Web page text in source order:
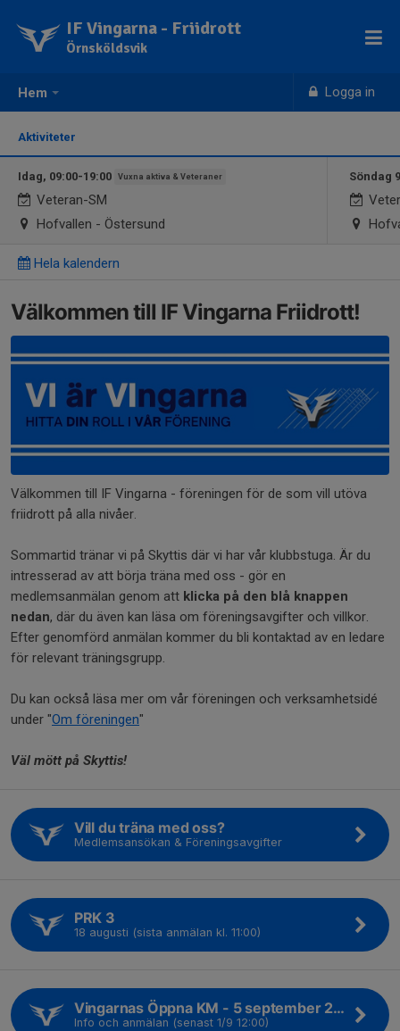
Hem Logga in
IF Vingarna - Friidrott
Örnsköldsvik
Aktiviteter
Idag, 09:00-19:00 Vuxna aktiva & Veteraner
Veteran-SM
Hofvallen - Östersund
Söndag
Hela kalendern
Välkommen till IF Vingarna Friidrott!
Välkommen till IF Vingarna - föreningen för de som vill utöva
friidrott på alla nivåer.
Sommartid tränar vi på Skyttis där vi har vår klubbstuga. Är du
intresserad av att börja träna med oss - gör en
medlemsanmälan genom att klicka på den blå knappen
nedan, där du även kan läsa om föreningsavgifter och villkor.
Efter genomförd anmälan kommer du bli kontaktad av en ledare
för relevant träningsgrupp.
Du kan också läsa mer om vår föreningen och verksamhetsidé
under "Om föreningen"
Väl mött på Skyttis!
Vill du träna med oss?
Medlemsansökan & Föreningsavgifter
PRK 3
18 augusti (sista anmälan kl. 11:00)
Vingarnas Öppna KM - 5 september 2026
Info och anmälan (senast 1/9 12:00)